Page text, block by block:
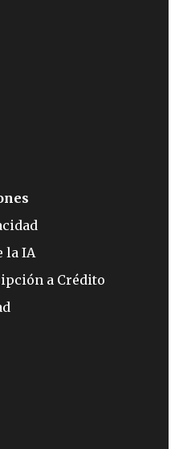
la IA
a Crédito